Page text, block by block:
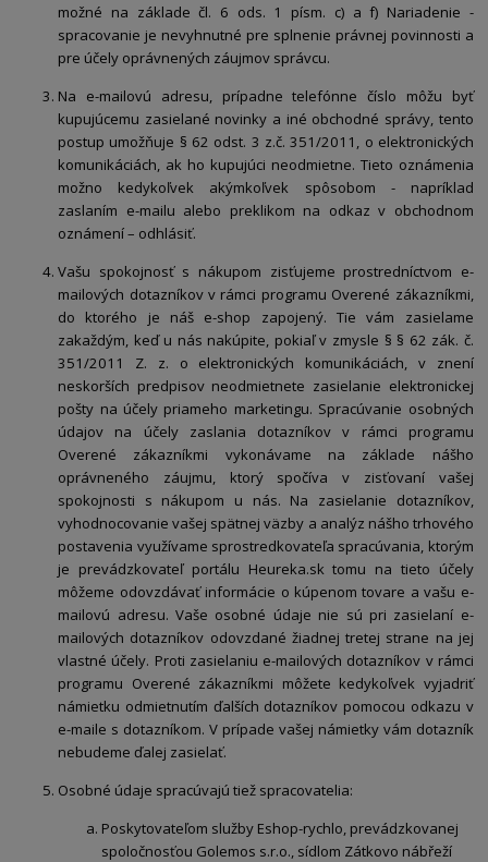
možné na základe čl. 6 ods. 1 písm. c) a f) Nariadenie -
spracovanie je nevyhnutné pre splnenie právnej povinnosti a
pre účely oprávnených záujmov správcu.
Na e-mailovú adresu, prípadne telefónne číslo môžu byť
kupujúcemu zasielané novinky a iné obchodné správy, tento
postup umožňuje § 62 odst. 3 z.č. 351/2011, o elektronických
komunikáciách, ak ho kupujúci neodmietne. Tieto oznámenia
možno kedykoľvek akýmkoľvek spôsobom - napríklad
zaslaním e-mailu alebo preklikom na odkaz v obchodnom
oznámení – odhlásiť.
Vašu spokojnosť s nákupom zisťujeme prostredníctvom e-
mailových dotazníkov v rámci programu Overené zákazníkmi,
do ktorého je náš e-shop zapojený. Tie vám zasielame
zakaždým, keď u nás nakúpite, pokiaľ v zmysle § § 62 zák. č.
351/2011 Z. z. o elektronických komunikáciách, v znení
neskorších predpisov neodmietnete zasielanie elektronickej
pošty na účely priameho marketingu. Spracúvanie osobných
údajov na účely zaslania dotazníkov v rámci programu
Overené zákazníkmi vykonávame na základe nášho
oprávneného záujmu, ktorý spočíva v zisťovaní vašej
spokojnosti s nákupom u nás. Na zasielanie dotazníkov,
vyhodnocovanie vašej spätnej väzby a analýz nášho trhového
postavenia využívame sprostredkovateľa spracúvania, ktorým
je prevádzkovateľ portálu Heureka.sk tomu na tieto účely
môžeme odovzdávať informácie o kúpenom tovare a vašu e-
mailovú adresu. Vaše osobné údaje nie sú pri zasielaní e-
mailových dotazníkov odovzdané žiadnej tretej strane na jej
vlastné účely. Proti zasielaniu e-mailových dotazníkov v rámci
programu Overené zákazníkmi môžete kedykoľvek vyjadriť
námietku odmietnutím ďalších dotazníkov pomocou odkazu v
e-maile s dotazníkom. V prípade vašej námietky vám dotazník
nebudeme ďalej zasielať.
Osobné údaje spracúvajú tiež spracovatelia:
Poskytovateľom služby Eshop-rychlo, prevádzkovanej
spoločnosťou Golemos s.r.o., sídlom Zátkovo nábřeží